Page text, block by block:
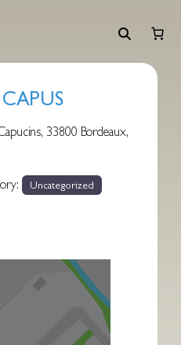
, 33800 Bordeaux,
Uncategorized